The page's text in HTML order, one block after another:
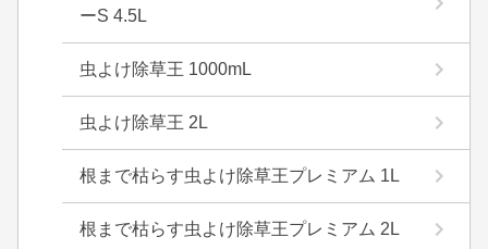
ーS 4.5L
虫よけ除草王 1000mL
虫よけ除草王 2L
根まで枯らす虫よけ除草王プレミアム 1L
根まで枯らす虫よけ除草王プレミアム 2L